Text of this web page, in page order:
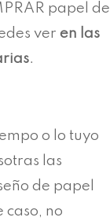
7,00€
papel de
veren las
.
o lo tuyo
las
de papel
caso, no